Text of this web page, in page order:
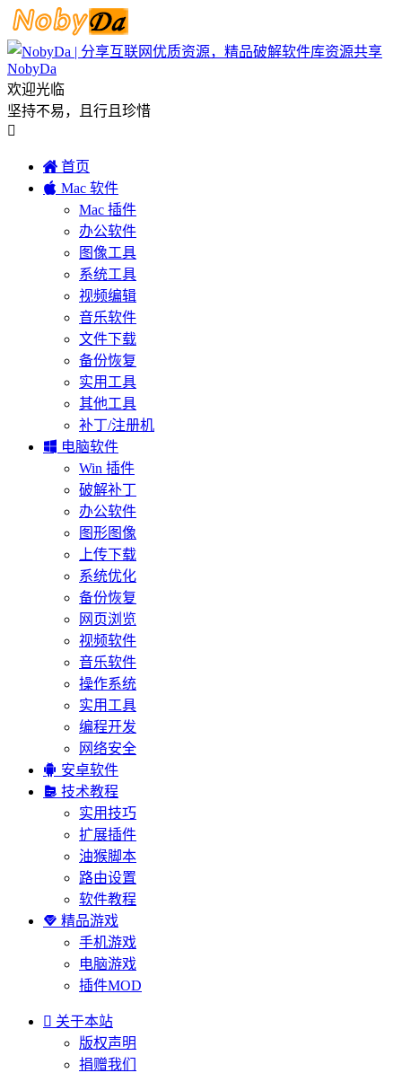
NobyDa
欢迎光临
坚持不易，且行且珍惜

 首页
 Mac 软件
Mac 插件
办公软件
图像工具
系统工具
视频编辑
音乐软件
文件下载
备份恢复
实用工具
其他工具
补丁/注册机
 电脑软件
Win 插件
破解补丁
办公软件
图形图像
上传下载
系统优化
备份恢复
网页浏览
视频软件
音乐软件
操作系统
实用工具
编程开发
网络安全
 安卓软件
 技术教程
实用技巧
扩展插件
油猴脚本
路由设置
软件教程
 精品游戏
手机游戏
电脑游戏
插件MOD
 关于本站
版权声明
捐赠我们